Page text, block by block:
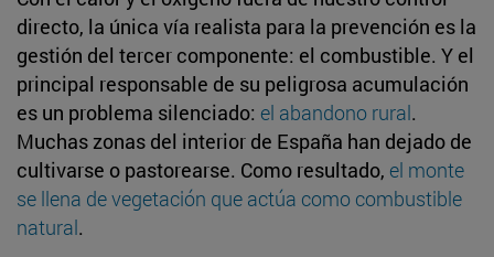
directo, la única vía realista para la prevención es la
gestión del tercer componente: el combustible. Y el
principal responsable de su peligrosa acumulación
es un problema silenciado: el abandono rural.
Muchas zonas del interior de España han dejado de
cultivarse o pastorearse. Como resultado, el monte
se llena de vegetación que actúa como combustible
natural.